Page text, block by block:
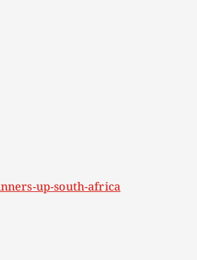
up-south-africa